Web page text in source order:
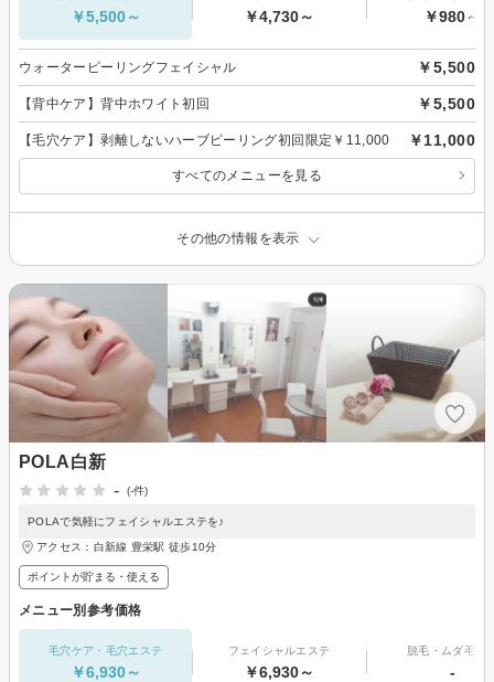
￥5,500～ ￥4,730～ ￥980～
ウォーターピーリングフェイシャル ￥5,500
【背中ケア】背中ホワイト初回 ￥5,500
【毛穴ケア】剥離しないハーブピーリング初回限定￥11,000 ￥11,000
すべてのメニューを見る
その他の情報を表示
POLA白新
-
(-件)
POLAで気軽にフェイシャルエステを♪
アクセス：白新線 豊栄駅 徒歩10分
ポイントが貯まる・使える
メニュー別参考価格
毛穴ケア・毛穴エステ
￥6,930～
フェイシャルエステ
￥6,930～
脱毛・ムダ毛処
-